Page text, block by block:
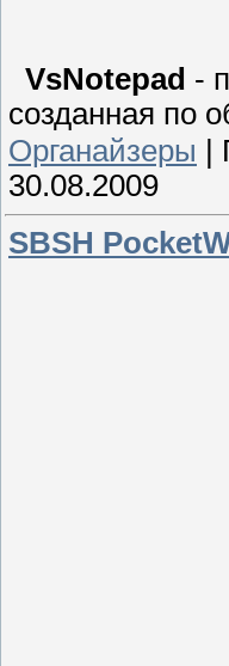
VsNotepad -
созданная по
Органайзеры
30.08.2009
SBSH